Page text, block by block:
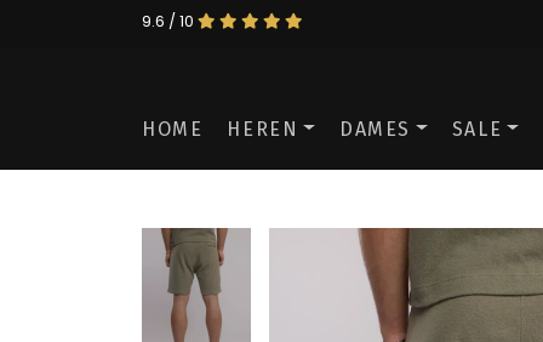
9.6 / 10
HOME HEREN DAMES SALE